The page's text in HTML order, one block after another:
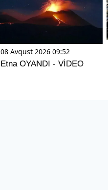
08 Avqust 2026 09:52
Etna OYANDI - VİDEO